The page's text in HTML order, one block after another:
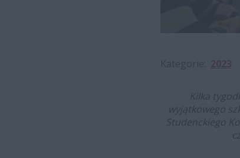
Kilka
wyjątkowego
Studenckiego